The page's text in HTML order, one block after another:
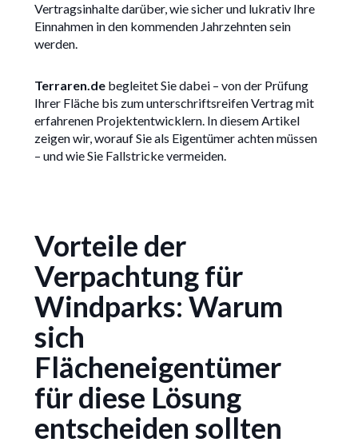
Vertragsinhalte darüber, wie sicher und lukrativ Ihre
Einnahmen in den kommenden Jahrzehnten sein
werden.
Terraren.debegleitet Sie dabei – von der Prüfung
Ihrer Fläche bis zum unterschriftsreifen Vertrag mit
erfahrenen Projektentwicklern. In diesem Artikel
zeigen wir, worauf Sie als Eigentümer achten müssen
– und wie Sie Fallstricke vermeiden.
Vorteile der
Verpachtung für
Windparks: Warum
sich
Flächeneigentümer
für diese Lösung
entscheiden sollten